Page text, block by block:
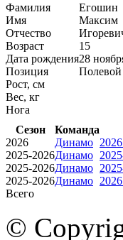
Фамилия
Егошин
Имя
Максим
Отчество
Возраст
15
Дата рождения28
Позиция
Полевой
Рост, см
Вес, кг
Нога
Сезон
Команда
2026
Динамо
2025-2026Динамо
2025-2026Динамо
2025-2026Динамо
Всего
©